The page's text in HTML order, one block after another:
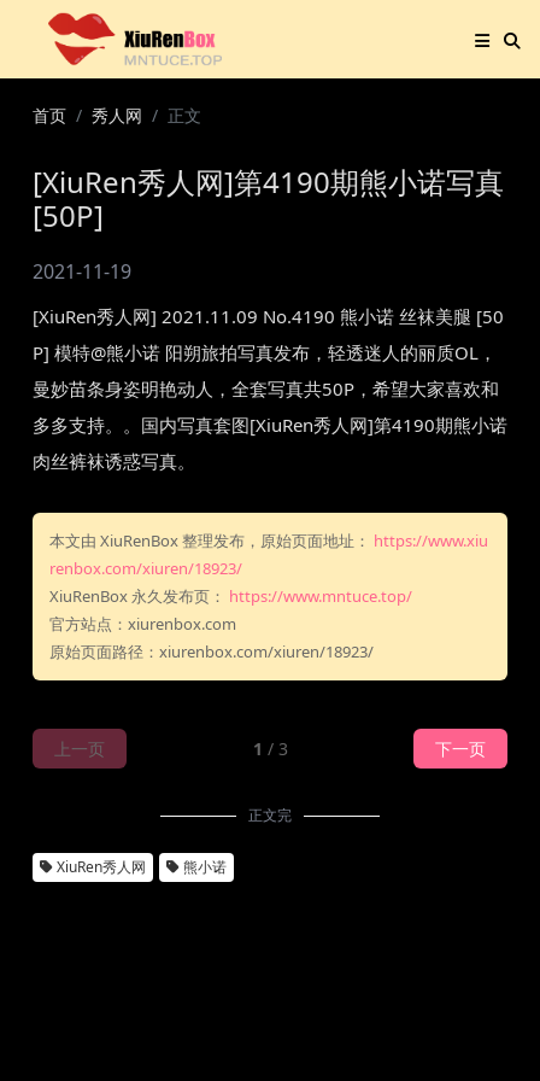
首页 秀人网 正文
[XiuRen秀人网]第4190期熊小诺写真
[50P]
2021-11-19
[XiuRen秀人网] 2021.11.09 No.4190 熊小诺 丝袜美腿 [50
P] 模特@熊小诺 阳朔旅拍写真发布，轻透迷人的丽质OL，
曼妙苗条身姿明艳动人，全套写真共50P，希望大家喜欢和
多多支持。。国内写真套图[XiuRen秀人网]第4190期熊小诺
肉丝裤袜诱惑写真。
本文由 XiuRenBox 整理发布，原始页面地址： https://www.xiu
renbox.com/xiuren/18923/
XiuRenBox 永久发布页： https://www.mntuce.top/
官方站点：xiurenbox.com
原始页面路径：xiurenbox.com/xiuren/18923/
上一页 1 / 3 下一页
正文完
XiuRen秀人网 熊小诺